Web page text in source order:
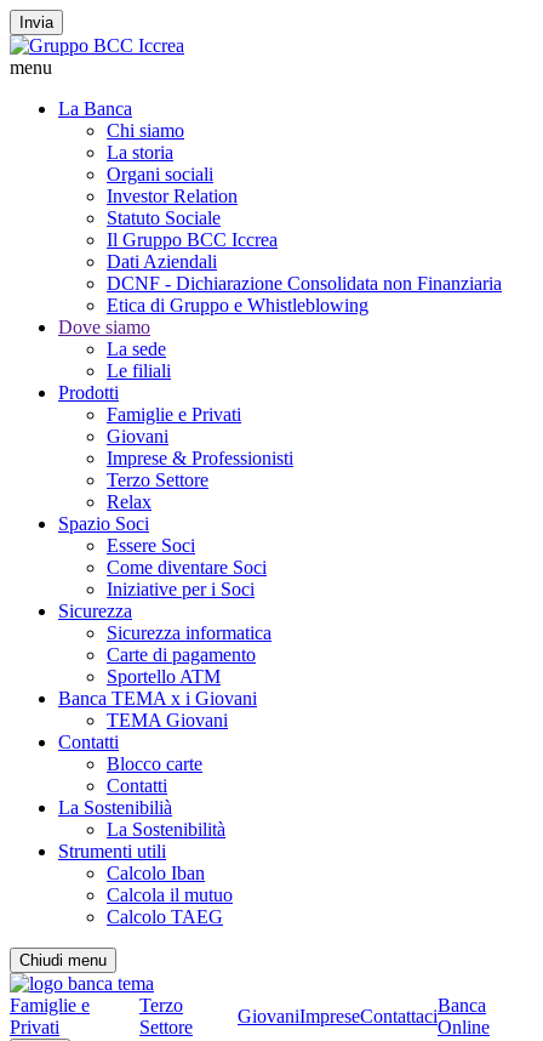
Invia
menu
La Banca
Chi siamo
La storia
Organi sociali
Investor Relation
Statuto Sociale
Il Gruppo BCC Iccrea
Dati Aziendali
DCNF - Dichiarazione Consolidata non Finanziaria
Etica di Gruppo e Whistleblowing
Dove siamo
La sede
Le filiali
Prodotti
Famiglie e Privati
Giovani
Imprese & Professionisti
Terzo Settore
Relax
Spazio Soci
Essere Soci
Come diventare Soci
Iniziative per i Soci
Sicurezza
Sicurezza informatica
Carte di pagamento
Sportello ATM
Banca TEMA x i Giovani
TEMA Giovani
Contatti
Blocco carte
Contatti
La Sostenibilià
La Sostenibilità
Strumenti utili
Calcolo Iban
Calcola il mutuo
Calcolo TAEG
Chiudi menu
Famiglie e
Privati
Terzo
Settore
GiovaniImpreseContattaci
Banca
Online